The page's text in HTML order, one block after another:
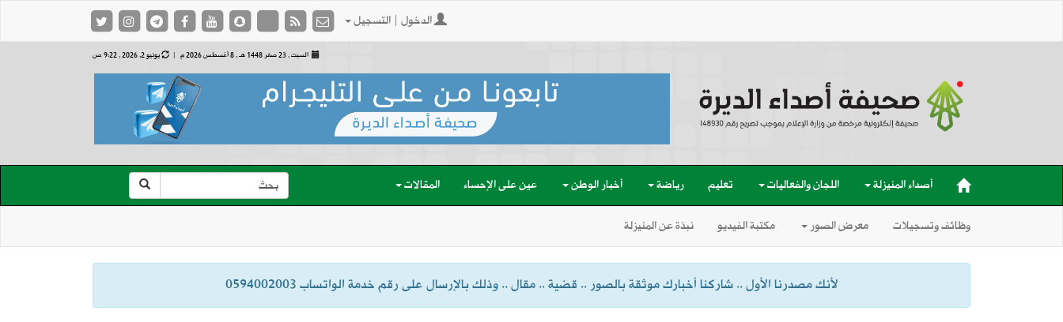
الدخول | التسجيل
السبت , 23 صفر 1448 هـ , 8 أغسطس 2026 م | يونيو 2, 2026 , 9:22 ص
أصداء المنيزلة اللجان والفعاليات تعليم رياضة أخبار الوطن عين على الإحساء المقالات
وظائف وتسجيلات معرض الصور مكتبة الفيديو نبذة عن المنيزلة
لأنك مصدرنا الأول .. شاركنا أخبارك موثقة بالصور .. قضية .. مقال .. وذلك بالإرسال على رقم خدمة الواتساب 0594002003